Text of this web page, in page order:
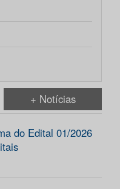
+ Notícias
do Edital 01/2026